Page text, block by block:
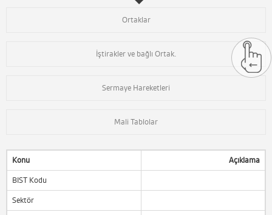
Ortaklar
İştirakler ve bağlı Ortak.
Sermaye Hareketleri
Mali Tablolar
Konu Açıklama
BIST Kodu
Sektör